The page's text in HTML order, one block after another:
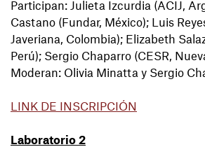
Participan: Julieta Izcurdia (ACIJ,
Castano (Fundar, México); Luis
Javeriana, Colombia); Elizabeth
Perú); Sergio Chaparro (CESR,
Moderan: Olivia Minatta y Sergio
LINK DE INSCRIPCIÓN
Laboratorio 2